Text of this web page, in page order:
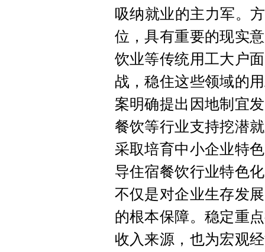
吸纳就业的主力军。
位，具有重要的现实
饮业等传统用工大户
战，稳住这些领域的
案明确提出因地制宜
餐饮等行业支持挖潜
采取培育中小企业特
导住宿餐饮行业特色
不仅是对企业生存发
的根本保障。稳定重
收入来源，也为宏观